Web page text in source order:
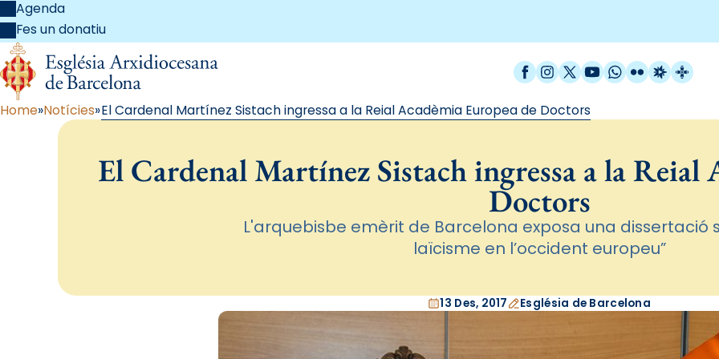
Agenda
Fes un donatiu
Facebook
Instagram
X / Twitter
YouTube
WhatsApp
FlickrRadio
Home Notícies El Cardenal Martínez Sistach ingressa a la Reial Acadèmia Europea de Doctors
El Cardenal Martínez Sistach ingressa a la Reial
Doctors
L'arquebisbe emèrit de Barcelona exposa una dissertació
laïcisme en l’occident europeu”
13 Des, 2017 Església de Barcelona